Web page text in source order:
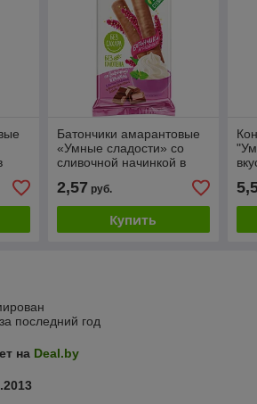
Батончики амарантовые
«Умные сладости» со
сливочной начинкой в
глазури, 20гр 4*20 1/80
2,57 руб.
Купить
последний год
на Deal.by